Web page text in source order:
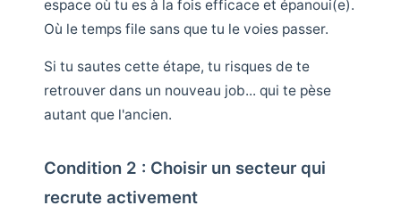
espace où tu es à la fois efficace et épanoui(e).
Où le temps file sans que tu le voies passer.
Si tu sautes cette étape, tu risques de te
retrouver dans un nouveau job... qui te pèse
autant que l'ancien.
Condition 2 : Choisir un secteur qui
recrute activement